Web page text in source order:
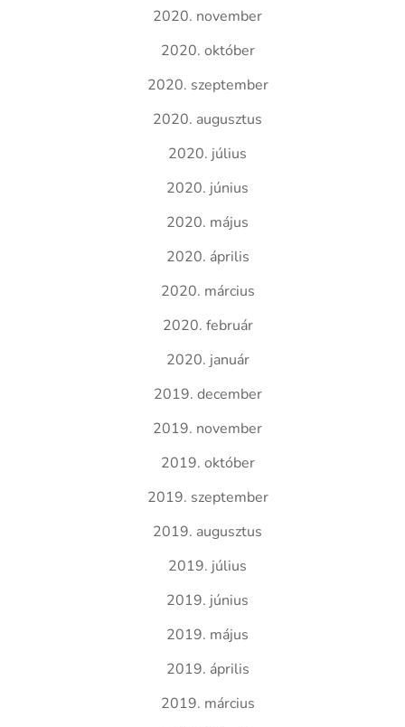
2020. november
2020. október
2020. szeptember
2020. augusztus
2020. július
2020. június
2020. május
2020. április
2020. március
2020. február
2020. január
2019. december
2019. november
2019. október
2019. szeptember
2019. augusztus
2019. július
2019. június
2019. május
2019. április
2019. március